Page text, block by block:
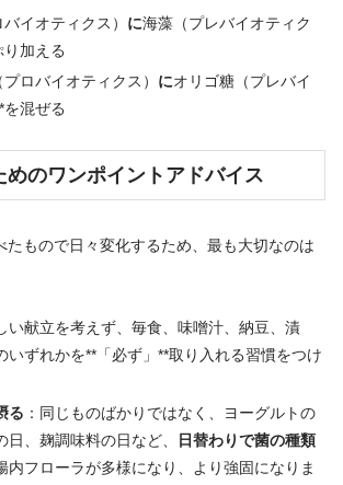
イオティクス） に海藻（プレバイオティク
加える
ロバイオティクス） にオリゴ糖（プレバイ
混ぜる
めのワンポイントアドバイス
たもので日々変化するため、最も大切なのは
い献立を考えず、毎食、味噌汁、納豆、漬
いずれかを**「必ず」**取り入れる習慣をつけ
る ：同じものばかりではなく、ヨーグルトの
日、麹調味料の日など、
日替わりで菌の種類
内フローラが多様になり、より強固になりま